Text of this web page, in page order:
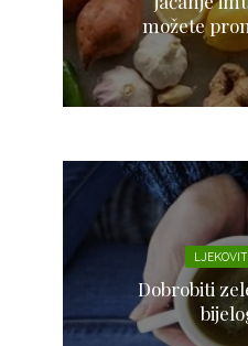
možete
Dobrobiti